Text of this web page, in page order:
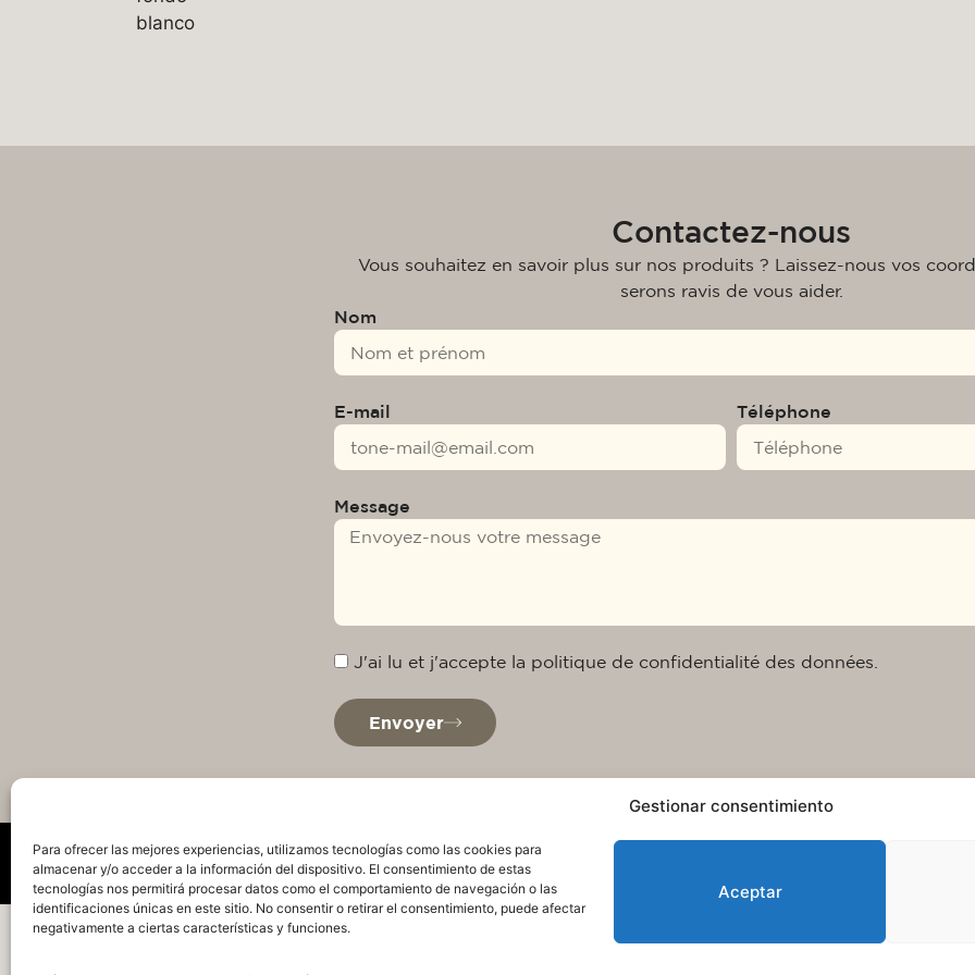
Gestionar consentimiento
Para ofrecer las mejores experiencias, utilizamos tecnologías como las cookies para
almacenar y/o acceder a la información del dispositivo. El consentimiento de estas
tecnologías nos permitirá procesar datos como el comportamiento de navegación o las
identificaciones únicas en este sitio. No consentir o retirar el consentimiento, puede afectar
negativamente a ciertas características y funciones.
Aceptar
Contactez-nous
Vous souhaitez en savoir plus sur nos produits ? Laissez-nous vos
serons ravis de vous aider.
Nom
E-mail Téléphone
Message
J'ai lu et j'accepte la politique de confidentialité des données.
Envoyer
Politique de confidentialitéAvis juridique